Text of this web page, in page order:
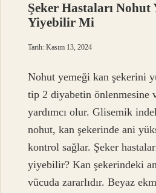
Şeker Hastaları Nohut
Yiyebilir Mi
Tarih: Kasım 13, 2024
Nohut yemeği kan şekerini
tip 2 diyabetin önlenmesine
yardımcı olur. Glisemik
nohut, kan şekerinde ani
kontrol sağlar. Şeker
yiyebilir? Kan şekerindeki
vücuda zararlıdır. Beyaz